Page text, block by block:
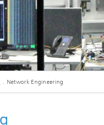
Network Engineering